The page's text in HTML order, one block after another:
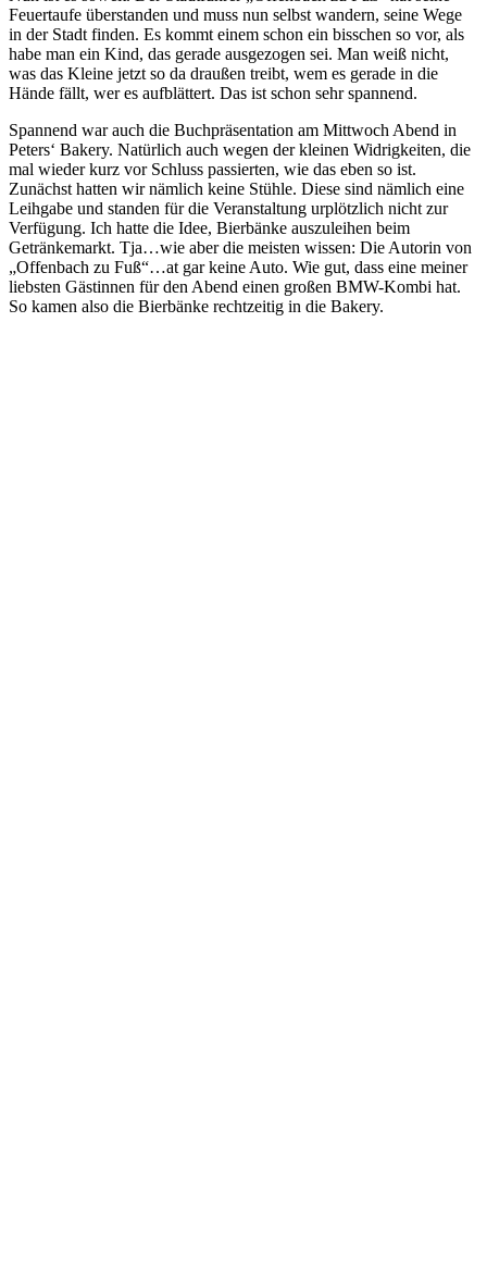
Feuertaufe überstanden und muss nun selbst wandern, seine Wege
in der Stadt finden. Es kommt einem schon ein bisschen so vor, als
habe man ein Kind, das gerade ausgezogen sei. Man weiß nicht,
was das Kleine jetzt so da draußen treibt, wem es gerade in die
Hände fällt, wer es aufblättert. Das ist schon sehr spannend.
Spannend war auch die Buchpräsentation am Mittwoch Abend in
Peters‘ Bakery. Natürlich auch wegen der kleinen Widrigkeiten, die
mal wieder kurz vor Schluss passierten, wie das eben so ist.
Zunächst hatten wir nämlich keine Stühle. Diese sind nämlich eine
Leihgabe und standen für die Veranstaltung urplötzlich nicht zur
Verfügung. Ich hatte die Idee, Bierbänke auszuleihen beim
Getränkemarkt. Tja…wie aber die meisten wissen: Die Autorin von
„Offenbach zu Fuß“…at gar keine Auto. Wie gut, dass eine meiner
liebsten Gästinnen für den Abend einen großen BMW-Kombi hat.
So kamen also die Bierbänke rechtzeitig in die Bakery.